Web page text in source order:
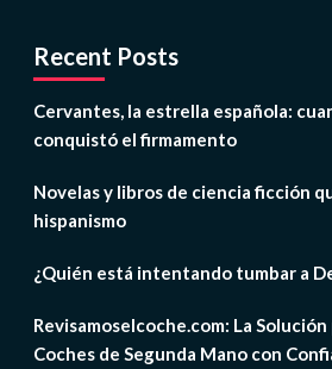
Recent Posts
Cervantes, la estrella española:
conquistó el firmamento
Novelas y libros de ciencia ficción
hispanismo
¿Quién está intentando tumbar a
Revisamoselcoche.com: La
Coches de Segunda Mano con